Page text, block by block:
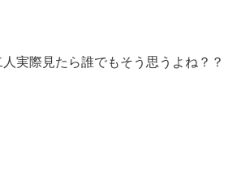
人実際見たら誰でもそう思うよね？？